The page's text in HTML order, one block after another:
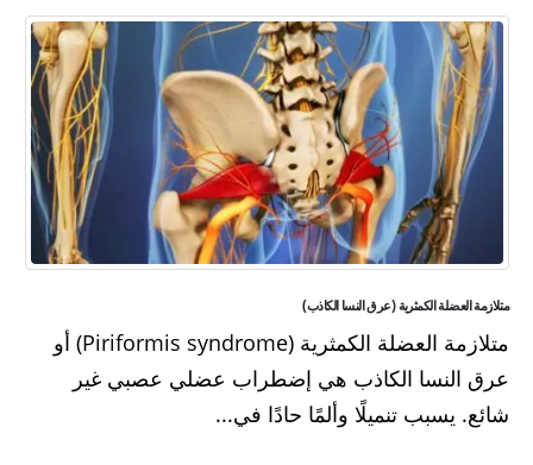
متلازمة العضلة الكمثرية (عرق النسا الكاذب)
متلازمة العضلة الكمثرية (Piriformis syndrome) أو
عرق النسا الكاذب هي إضطراب عضلي عصبي غير
شائع. يسبب تنميلًا وألمًا حادًا في...